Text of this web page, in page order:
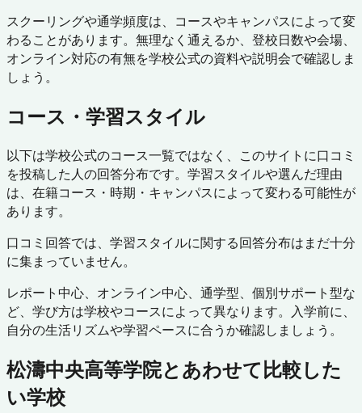
スクーリングや通学頻度は、コースやキャンパスによって変
わることがあります。無理なく通えるか、登校日数や会場、
オンライン対応の有無を学校公式の資料や説明会で確認しま
しょう。
コース・学習スタイル
以下は学校公式のコース一覧ではなく、このサイトに口コミ
を投稿した人の回答分布です。学習スタイルや選んだ理由
は、在籍コース・時期・キャンパスによって変わる可能性が
あります。
口コミ回答では、学習スタイルに関する回答分布はまだ十分
に集まっていません。
レポート中心、オンライン中心、通学型、個別サポート型な
ど、学び方は学校やコースによって異なります。入学前に、
自分の生活リズムや学習ペースに合うか確認しましょう。
松濤中央高等学院とあわせて比較した
い学校